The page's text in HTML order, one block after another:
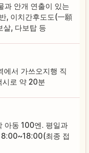
과 안개 연출이 있는
, 이치간후도도(一願
살, 다보탑 등
에서 가쓰오지행 직
시로 약 20분
아동 100엔. 평일과
8:00~18:00(최종 접